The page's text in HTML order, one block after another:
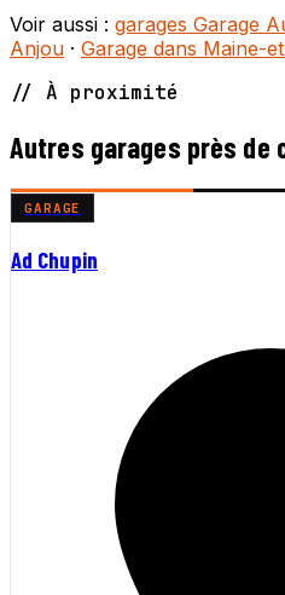
Voir aussi : garages Garage
Anjou · Garage dans Maine-
// À proximité
Autres garages près de
GARAGE
Ad Chupin